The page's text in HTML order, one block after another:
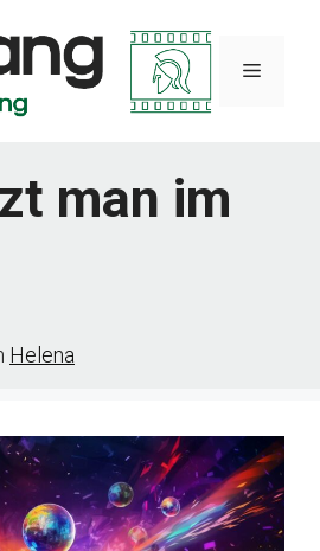
Menü
man im
Helena